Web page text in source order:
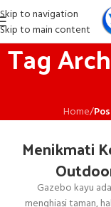
Skip to navigation
Skip to main content
Tag
Home/
Menikmati
Gazebo kayu